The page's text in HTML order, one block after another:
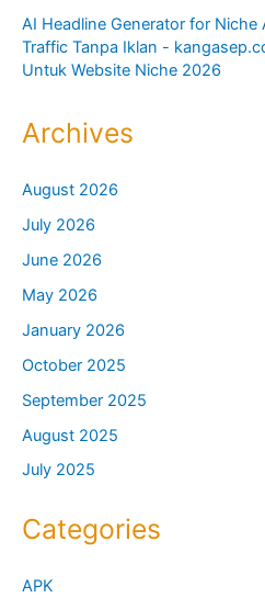
AI Headline Generator for Niche
Traffic Tanpa Iklan -
Untuk Website Niche 2026
Archives
August 2026
July 2026
June 2026
May 2026
January 2026
October 2025
September 2025
August 2025
July 2025
Categories
APK